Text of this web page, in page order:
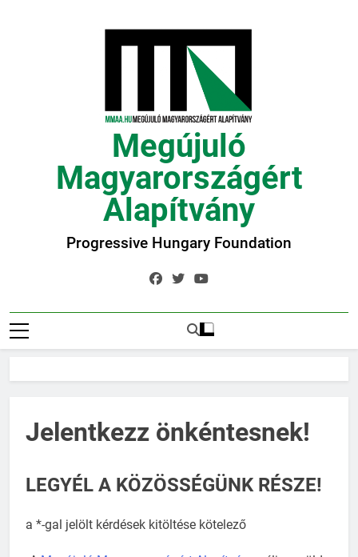
Megújuló
Magyarországért
Alapítvány
Progressive Hungary Foundation
Jelentkezz önkéntesnek!
LEGYÉL A KÖZÖSSÉGÜNK RÉSZE!
a *-gal jelölt kérdések kitöltése kötelező